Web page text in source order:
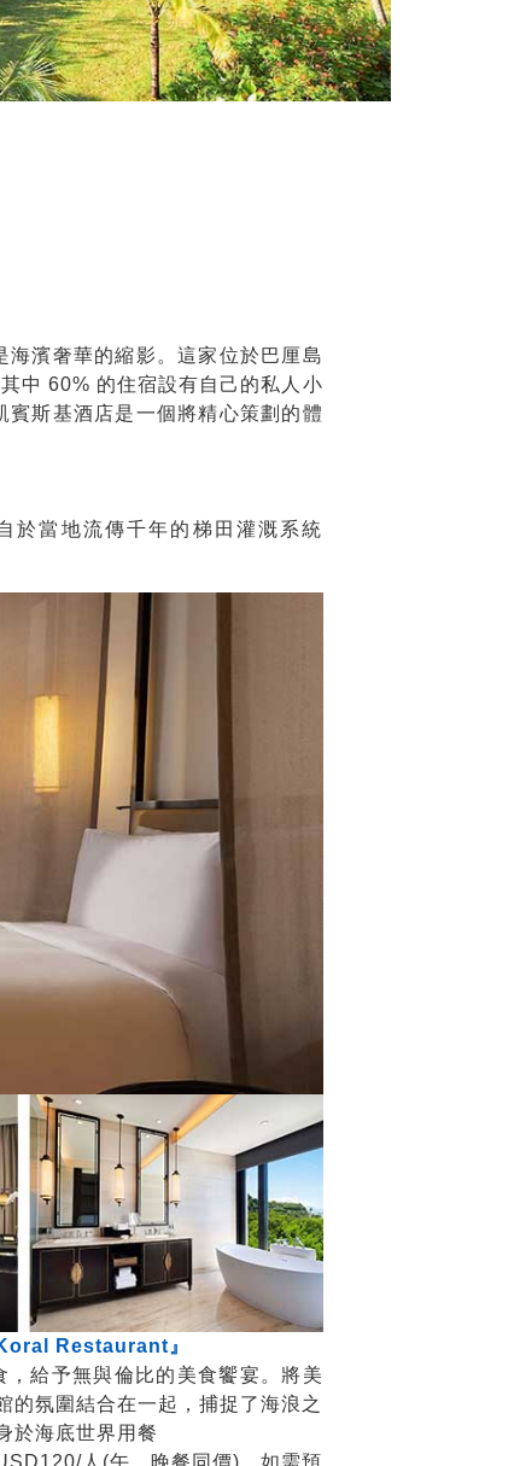
濱奢華的縮影。這家位於巴厘島
中 60% 的住宿設有自己的私人小
斯基酒店是一個將精心策劃的體
於當地流傳千年的梯田灌溉系統
Restaurant』
給予無與倫比的美食饗宴。將美
的氛圍結合在一起，捕捉了海浪之
於海底世界用餐
人(午、晚餐同價)，如需預